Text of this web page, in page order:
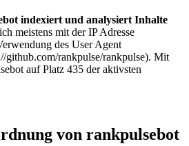
indexiert und analysiert Inhalte
meistens mit der IP Adresse
des User Agent
github.com/rankpulse/rankpulse). Mit
auf Platz 435 der aktivsten
von rankpulsebot